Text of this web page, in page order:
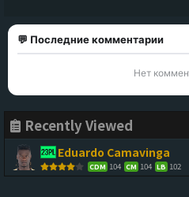
💬 Последние комментарии
Нет
Recently Viewed
Eduardo Camavinga
CDM 104 CM 104 LB 102